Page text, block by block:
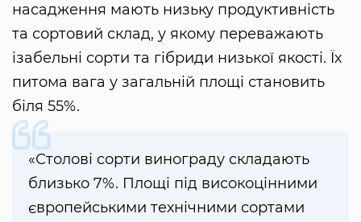
насадження мають низьку продуктивність
та сортовий склад, у якому переважають
ізабельні сорти та гібриди низької якості. Їх
питома вага у загальній площі становить
біля 55%.
«Столові сорти винограду складають
близько 7%. Площі під високоцінними
європейськими технічними сортами